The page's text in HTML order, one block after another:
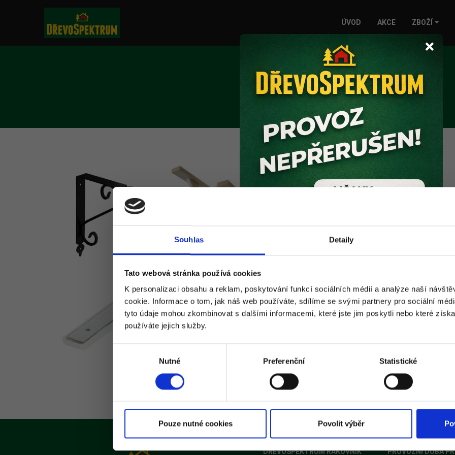
Souhlas Detaily
Tato webová stránka používá cookies
K personalizaci obsahu a reklam, poskytování funkcí sociálních médií a analýze naší
cookie. Informace o tom, jak náš web používáte, sdílíme se svými partnery pro sociální
tyto údaje mohou zkombinovat s dalšími informacemi, které jste jim poskytli nebo které
používáte jejich služby.
Nutné Preferenční Statistické
Pouze nutné cookies Povolit výběr
ÚVOD AKCE ZBOŽÍ
KONZOLE
DŘEVOSPEKTRUM RAKOVNÍK PROVOZNÍ DOBA
×
Zavřít